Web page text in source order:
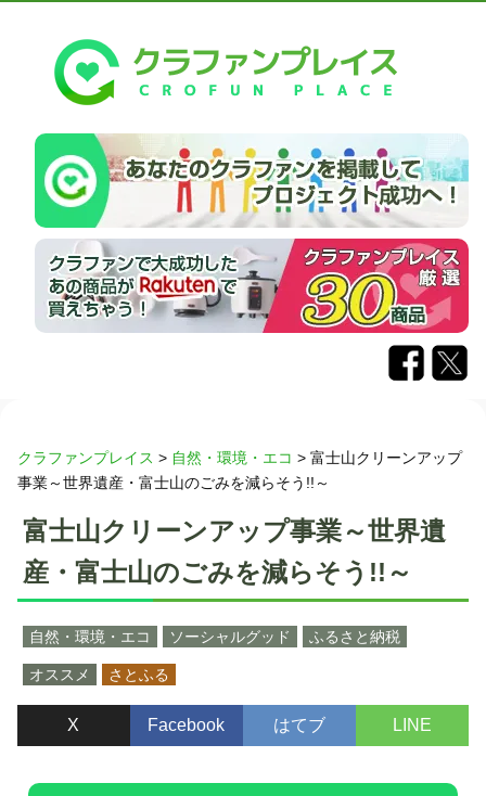
クラファンプレイス > 自然・環境・エコ > 富士山クリーンアップ
事業～世界遺産・富士山のごみを減らそう!!～
富士山クリーンアップ事業～世界遺
産・富士山のごみを減らそう!!～
自然・環境・エコ ソーシャルグッド ふるさと納税
オススメ さとふる
X Facebook はてブ LINE